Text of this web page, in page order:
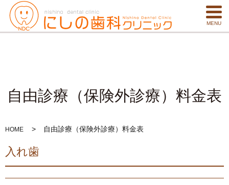
MENU
自由診療（保険外診療）料金表
HOME 自由診療（保険外診療）料金表
入れ歯